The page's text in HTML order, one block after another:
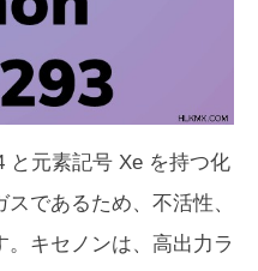
と元素記号 Xe を持つ化
であるため、不活性、
キセノンは、高出力ラ